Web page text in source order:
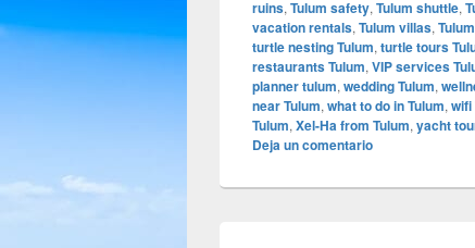
ruins, Tulum safety, Tulum shuttle,
vacation rentals, Tulum villas,
turtle nesting Tulum, turtle tours
restaurants Tulum, VIP services
planner tulum, wedding Tulum,
near Tulum, what to do in Tulum, wifi
Tulum, Xel-Ha from Tulum, yacht
Deja un comentario